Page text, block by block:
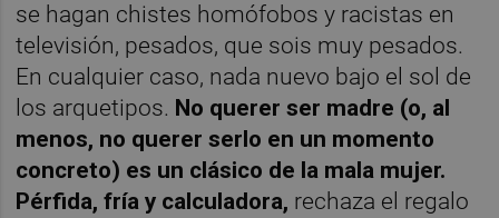
se hagan chistes homófobos y racistas en
televisión, pesados, que sois muy pesados.
En cualquier caso, nada nuevo bajo el sol de
los arquetipos. No querer ser madre (o, al
menos, no querer serlo en un momento
concreto) es un clásico de la mala mujer.
Pérfida, fría y calculadora, rechaza el regalo